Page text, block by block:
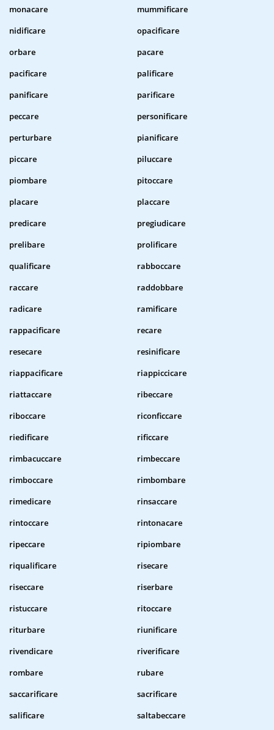
monacare
mummificare
nidificare
opacificare
orbare
pacare
pacificare
palificare
panificare
parificare
peccare
personificare
perturbare
pianificare
piccare
piluccare
piombare
pitoccare
placare
placcare
predicare
pregiudicare
prelibare
prolificare
qualificare
rabboccare
raccare
raddobbare
radicare
ramificare
rappacificare
recare
resecare
resinificare
riappacificare
riappiccicare
riattaccare
ribeccare
riboccare
riconficcare
riedificare
rificcare
rimbacuccare
rimbeccare
rimboccare
rimbombare
rimedicare
rinsaccare
rintoccare
rintonacare
ripeccare
ripiombare
riqualificare
risecare
riseccare
riserbare
ristuccare
ritoccare
riturbare
riunificare
rivendicare
riverificare
rombare
rubare
saccarificare
sacrificare
salificare
saltabeccare